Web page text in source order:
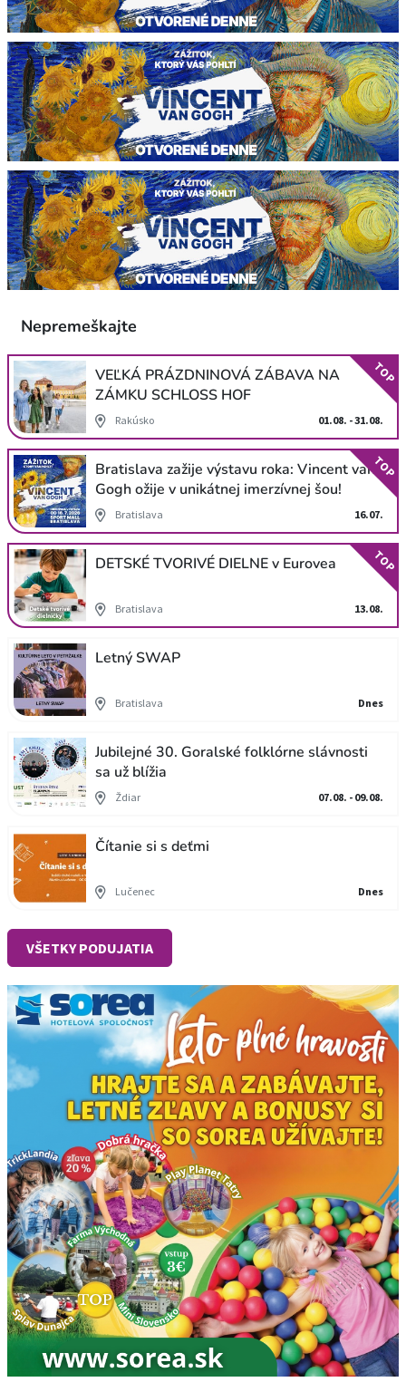
Nepremeškajte
VEĽKÁ PRÁZDNINOVÁ ZÁBAVA NA
ZÁMKU SCHLOSS HOF
Rakúsko 01.08. - 31.08.
TOP
Bratislava zažije výstavu roka: Vincent van
Gogh ožije v unikátnej imerzívnej šou!
Bratislava 16.07.
TOP
DETSKÉ TVORIVÉ DIELNE v Eurovea
Bratislava 13.08.
TOP
Letný SWAP
Bratislava Dnes
Jubilejné 30. Goralské folklórne slávnosti
sa už blížia
Ždiar 07.08. - 09.08.
Čítanie si s deťmi
Lučenec Dnes
VŠETKY PODUJATIA